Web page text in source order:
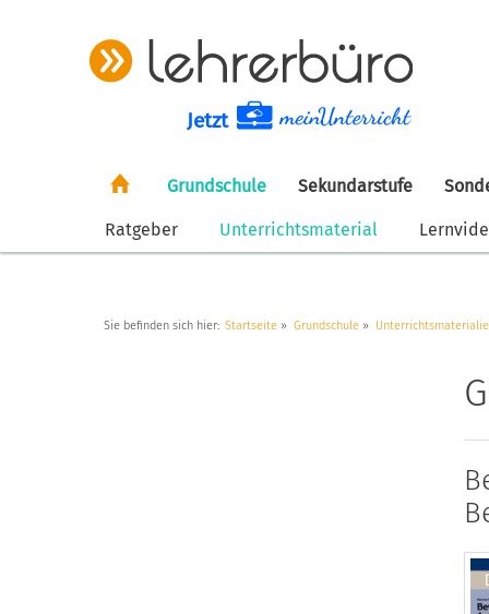
Jetzt
Grundschule
Ratgeber Unterrichtsmaterial
Sekundarstufe
Sie befinden sich hier: Startseite Grundschule